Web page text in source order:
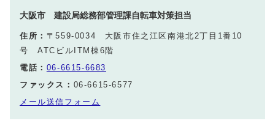
大阪市 建設局総務部管理課自転車対策担当
住所： 〒559-0034 大阪市住之江区南港北2丁目1番10
号 ATCビルITM棟6階
電話： 06-6615-6683
ファックス： 06-6615-6577
メール送信フォーム